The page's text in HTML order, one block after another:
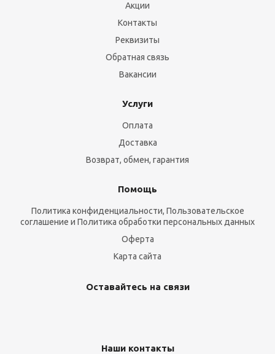
Акции
Контакты
Реквизиты
Обратная связь
Вакансии
Услуги
Оплата
Доставка
Возврат, обмен, гарантия
Помощь
Политика конфиденциальности, Пользовательское
соглашение и Политика обработки персональных данных
Оферта
Карта сайта
Оставайтесь на связи
Наши контакты